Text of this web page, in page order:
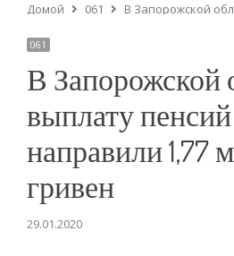
Домой 061 В Запорожской
061
В Запорожской
выплату
направили 1,77
гривен
29.01.2020